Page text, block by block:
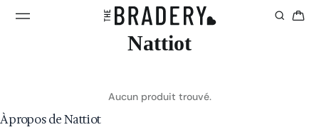
Nattiot
Aucun produit trouvé.
À propos de Nattiot